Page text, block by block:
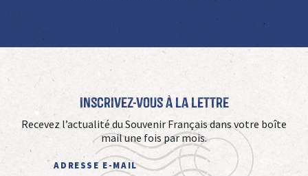
Inscrivez-vous à La Lettre
Recevez l’actualité du Souvenir Français dans votre boîte
mail une fois par mois.
ADRESSE E-MAIL